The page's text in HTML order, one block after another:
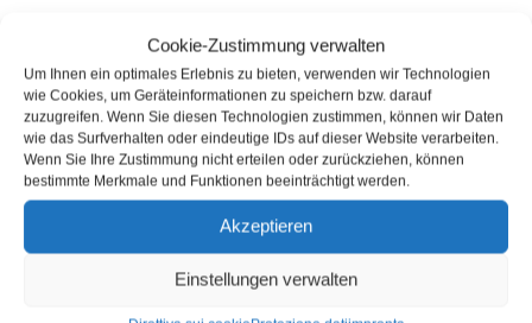
Cookie-Zustimmung verwalten
Um Ihnen ein optimales Erlebnis zu bieten, verwenden wir Technologien
wie Cookies, um Geräteinformationen zu speichern bzw. darauf
zuzugreifen. Wenn Sie diesen Technologien zustimmen, können wir Daten
wie das Surfverhalten oder eindeutige IDs auf dieser Website verarbeiten.
Wenn Sie Ihre Zustimmung nicht erteilen oder zurückziehen, können
bestimmte Merkmale und Funktionen beeinträchtigt werden.
Akzeptieren
Einstellungen verwalten
COD: 9000-Biosativa
Contenuto: 1l
Inventario : In magazzino
Tempi di consegna:3 giorni lavorativi
incl. VAT piùspedizione